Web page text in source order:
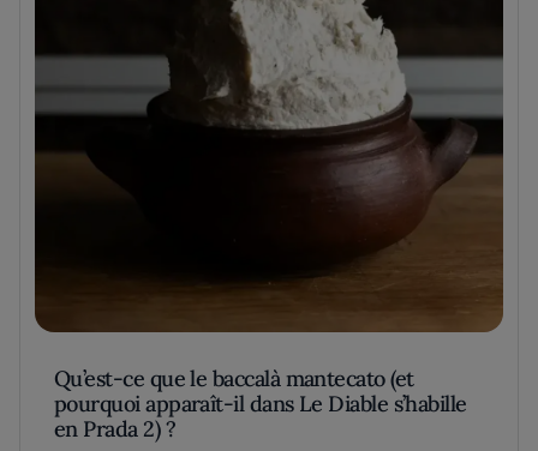
Qu’est-ce que le baccalà mantecato (et
pourquoi apparaît-il dans Le Diable s’habille
en Prada 2) ?